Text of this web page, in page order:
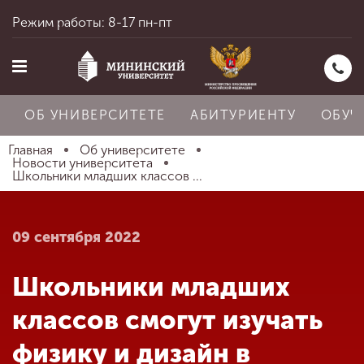
Главная
Абитуриенту
Режим работы: 8-17 пн-пт
ОБ УНИВЕРСИТЕТЕ АБИТУРИЕНТУ
Главная
Об университете
Новости университета
Школьники младших классов ...
09 сентября 2022
Школьники младших
классов смогут изучать
физику и дизайн в